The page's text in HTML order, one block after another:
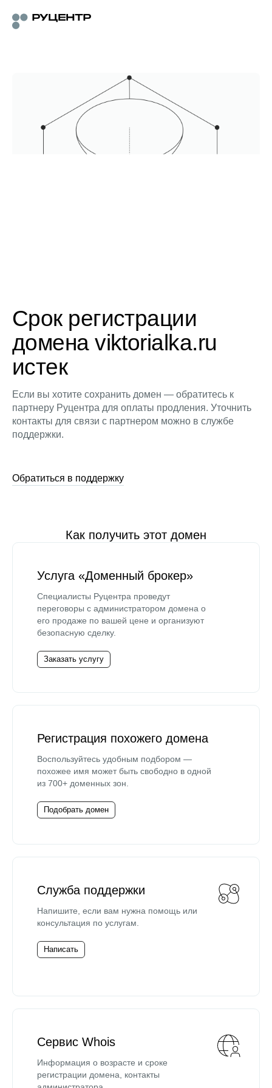
Срок регистрации
домена viktorialka.ru
истек
Если вы хотите сохранить домен — обратитесь к
партнеру Руцентра для оплаты продления. Уточнить
контакты для связи с партнером можно в службе
поддержки.
Обратиться в поддержку
Как получить этот домен
Услуга «Доменный брокер»
Специалисты Руцентра проведут
переговоры с администратором домена о
его продаже по вашей цене и организуют
безопасную сделку.
Заказать услугу
Регистрация похожего домена
Воспользуйтесь удобным подбором —
похожее имя может быть свободно в одной
из 700+ доменных зон.
Подобрать домен
Служба поддержки
Напишите, если вам нужна помощь или
консультация по услугам.
Написать
Сервис Whois
Информация о возрасте и сроке
регистрации домена, контакты